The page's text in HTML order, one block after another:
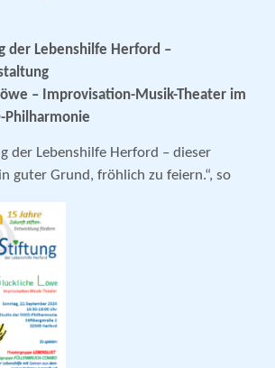
der Lebenshilfe Herford –
– Improvisation-Musik-Theater im
Philharmonie
der Lebenshilfe Herford – dieser
guter Grund, fröhlich zu feiern.“, so